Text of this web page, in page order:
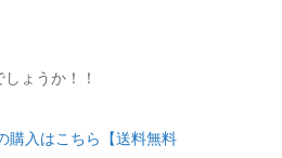
ょうか！！
購入はこちら【送料無料